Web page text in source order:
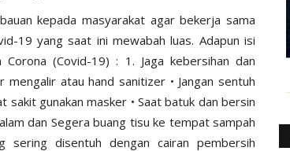
kepada masyarakat agar bekerja sama
19 yang saat ini mewabah luas. Adapun isi
(Covid-19) : 1. Jaga kebersihan dan
mengalir atau hand sanitizer • Jangan sentuh
sakit gunakan masker • Saat batuk dan bersin
dan Segera buang tisu ke tempat sampah
sering disentuh dengan cairan pembersih